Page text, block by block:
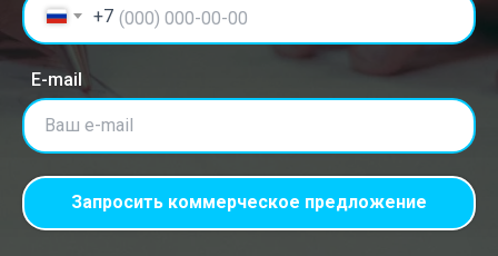
+7
E-mail
Ваш e-mail
Запросить коммерческое предложение